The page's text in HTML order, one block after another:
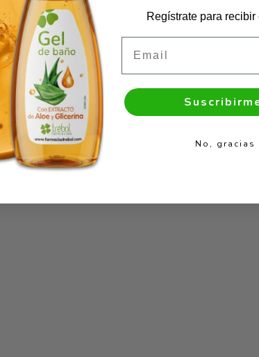
Regístrate para
No, gracias